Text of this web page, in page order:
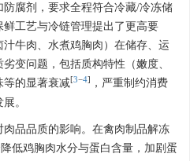
腐剂，要求全程符合冷藏/冷冻储
工艺与冷链管理提出了更高要
牛肉、水煮鸡胸肉）在储存、运
变问题，包括质构特性（嫩度、
等的显著衰减[3−4]
，严重制约消费
。
品品质的影响。在禽肉制品解冻
低鸡胸肉水分与蛋白含量，加剧蛋